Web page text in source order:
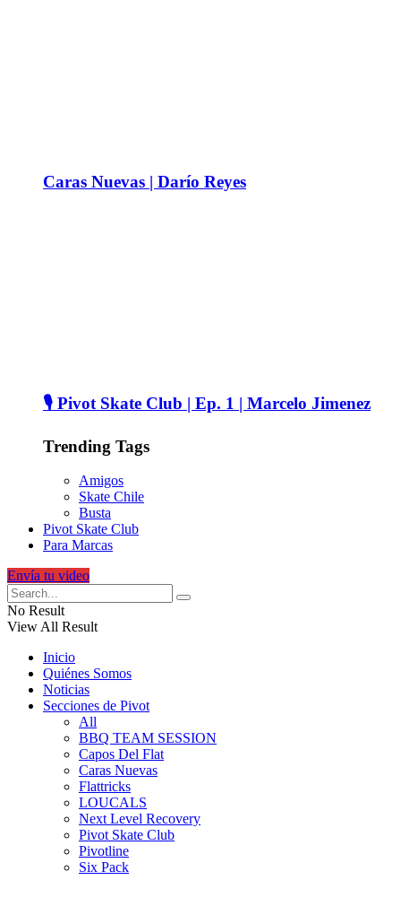
Caras Nuevas | Darío Reyes
🎙️ Pivot Skate Club | Ep. 1 | Marcelo Jimenez
Trending Tags
Amigos
Skate Chile
Busta
Pivot Skate Club
Para Marcas
Envía tu video
No Result
View All Result
Inicio
Quiénes Somos
Noticias
Secciones de Pivot
All
BBQ TEAM SESSION
Capos Del Flat
Caras Nuevas
Flattricks
LOUCALS
Next Level Recovery
Pivot Skate Club
Pivotline
Six Pack